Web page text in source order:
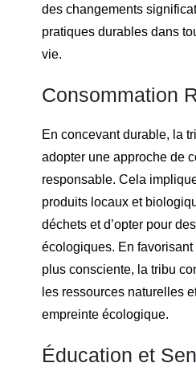
des changements
pratiques durables dans
vie.
Consommation
En concevant durable, la
adopter une approche de
responsable. Cela
produits locaux et
déchets et d’opter pour
écologiques. En
plus consciente, la tribu
les ressources naturelles
empreinte écologique.
Éducation et